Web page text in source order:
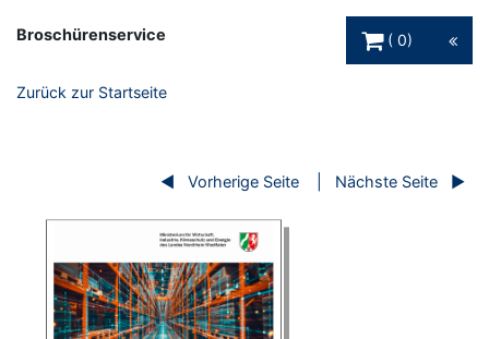
Broschürenservice
0
Zurück zur Startseite
Vorherige Seite Nächste Seite